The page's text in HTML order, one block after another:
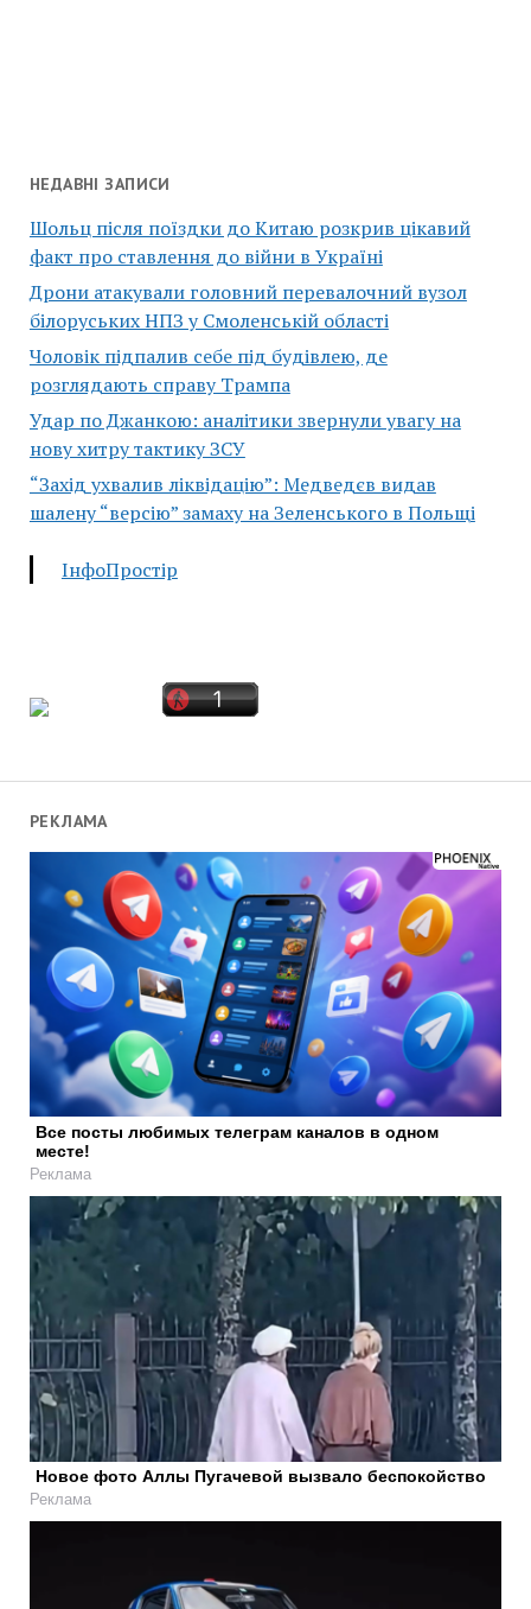
НЕДАВНІ ЗАПИСИ
Шольц після поїздки до Китаю розкрив цікавий
факт про ставлення до війни в Україні
Дрони атакували головний перевалочний вузол
білоруських НПЗ у Смоленській області
Чоловік підпалив себе під будівлею, де
розглядають справу Трампа
Удар по Джанкою: аналітики звернули увагу на
нову хитру тактику ЗСУ
“Захід ухвалив ліквідацію”: Медведєв видав
шалену “версію” замаху на Зеленського в Польщі
ІнфоПростір
РЕКЛАМА
Все посты любимых телеграм каналов в одном
месте!
Реклама
Новое фото Аллы Пугачевой вызвало беспокойство
Реклама